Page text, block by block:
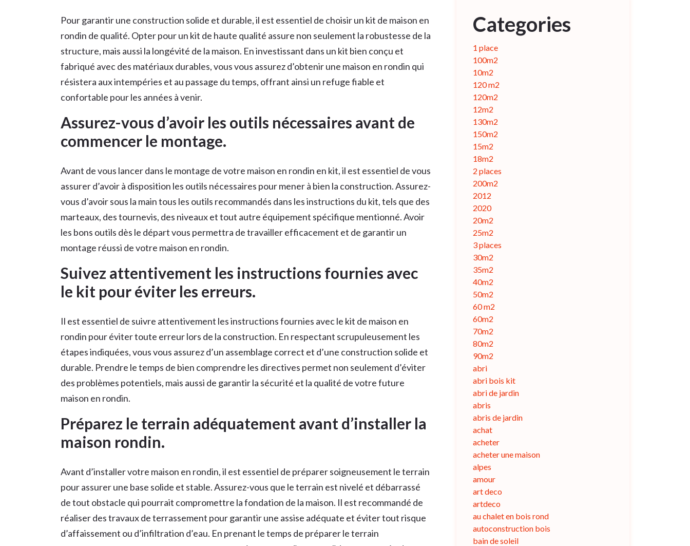
Pour garantir une construction solide et durable, il est essentiel de choisir un kit de maison en
rondin de qualité. Opter pour un kit de haute qualité assure non seulement la robustesse de la
structure, mais aussi la longévité de la maison. En investissant dans un kit bien conçu et
fabriqué avec des matériaux durables, vous vous assurez d’obtenir une maison en rondin qui
résistera aux intempéries et au passage du temps, offrant ainsi un refuge fiable et
confortable pour les années à venir.
Assurez-vous d’avoir les outils nécessaires avant de
commencer le montage.
Avant de vous lancer dans le montage de votre maison en rondin en kit, il est essentiel de vous
assurer d’avoir à disposition les outils nécessaires pour mener à bien la construction. Assurez-
vous d’avoir sous la main tous les outils recommandés dans les instructions du kit, tels que des
marteaux, des tournevis, des niveaux et tout autre équipement spécifique mentionné. Avoir
les bons outils dès le départ vous permettra de travailler efficacement et de garantir un
montage réussi de votre maison en rondin.
Suivez attentivement les instructions fournies avec
le kit pour éviter les erreurs.
Il est essentiel de suivre attentivement les instructions fournies avec le kit de maison en
rondin pour éviter toute erreur lors de la construction. En respectant scrupuleusement les
étapes indiquées, vous vous assurez d’un assemblage correct et d’une construction solide et
durable. Prendre le temps de bien comprendre les directives permet non seulement d’éviter
des problèmes potentiels, mais aussi de garantir la sécurité et la qualité de votre future
maison en rondin.
Préparez le terrain adéquatement avant d’installer la
maison rondin.
Avant d’installer votre maison en rondin, il est essentiel de préparer soigneusement le terrain
pour assurer une base solide et stable. Assurez-vous que le terrain est nivelé et débarrassé
de tout obstacle qui pourrait compromettre la fondation de la maison. Il est recommandé de
réaliser des travaux de terrassement pour garantir une assise adéquate et éviter tout risque
d’affaissement ou d’infiltration d’eau. En prenant le temps de préparer le terrain
Categories
1 place
100m2
10m2
120 m2
120m2
12m2
130m2
150m2
15m2
18m2
2 places
200m2
2012
2020
20m2
25m2
3 places
30m2
35m2
40m2
50m2
60 m2
60m2
70m2
80m2
90m2
abri
abri bois kit
abri de jardin
abris
abris de jardin
achat
acheter
acheter une maison
alpes
amour
art deco
artdeco
au chalet en bois rond
autoconstruction bois
bain de soleil